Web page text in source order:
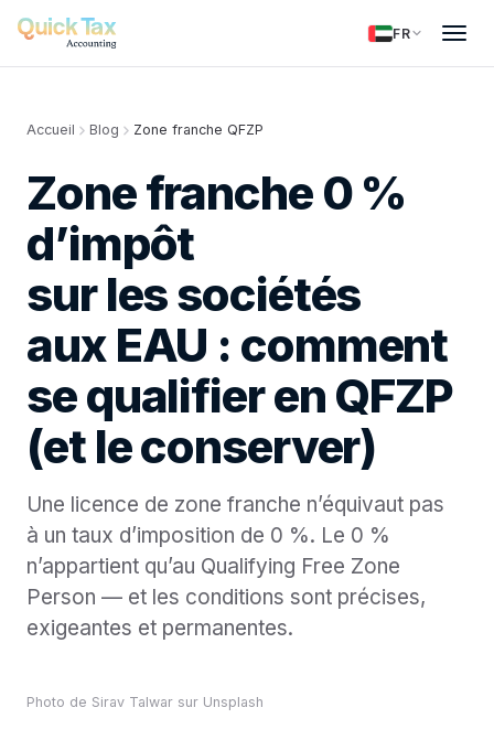
FR
Accueil Blog Zone franche QFZP
Zone franche 0 %
d’impôt
sur les sociétés
aux EAU : comment
se qualifier en QFZP
(et le conserver)
Une licence de zone franche n’équivaut pas
à un taux d’imposition de 0 %. Le 0 %
n’appartient qu’au Qualifying Free Zone
Person — et les conditions sont précises,
exigeantes et permanentes.
Photo de Sirav Talwar sur Unsplash